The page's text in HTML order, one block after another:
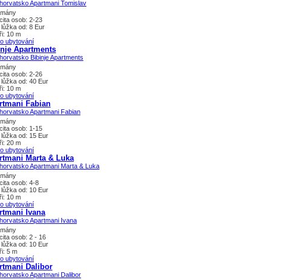
osob: 2-23
od: 8 Eur
10 m
ubytování
Apartments
osob: 2-26
od: 40 Eur
10 m
ubytování
Fabian
osob: 1-15
od: 15 Eur
20 m
ubytování
Marta & Luka
osob: 4-8
od: 10 Eur
10 m
ubytování
Ivana
osob: 2 - 16
od: 10 Eur
5 m
ubytování
Dalibor